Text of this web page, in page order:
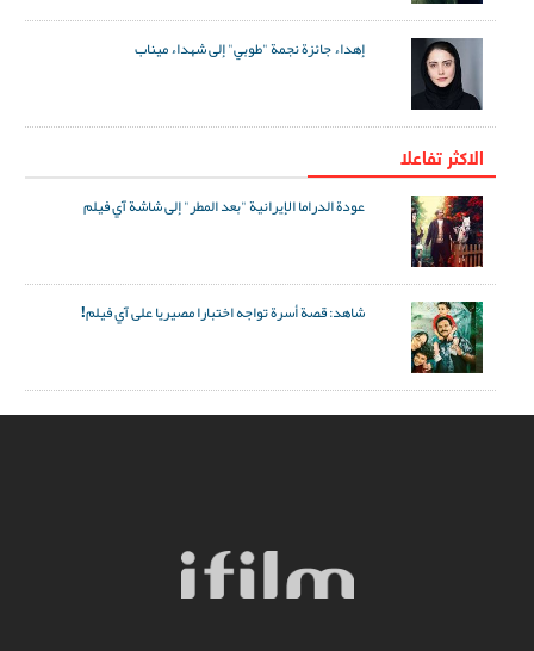
إهداء جائزة نجمة "طوبي" إلى شهداء ميناب
الاکثر تفاعلا
عودة الدراما الإيرانية "بعد المطر" إلى شاشة آي فيلم
شاهد: قصة أسرة تواجه اختبارا مصيريا على آي فيلم!